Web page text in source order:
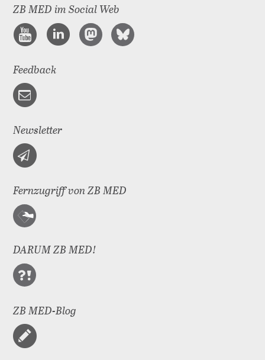
ZB MED im Social Web
Feedback
Newsletter
Fernzugriff von ZB MED
DARUM ZB MED!
ZB MED-Blog